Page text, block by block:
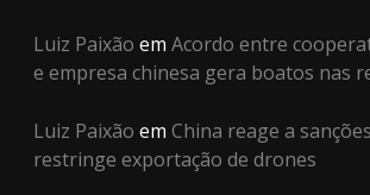
Luiz Paixão em Acordo entre
e empresa chinesa gera boatos nas
Luiz Paixão em China reage a
restringe exportação de drones